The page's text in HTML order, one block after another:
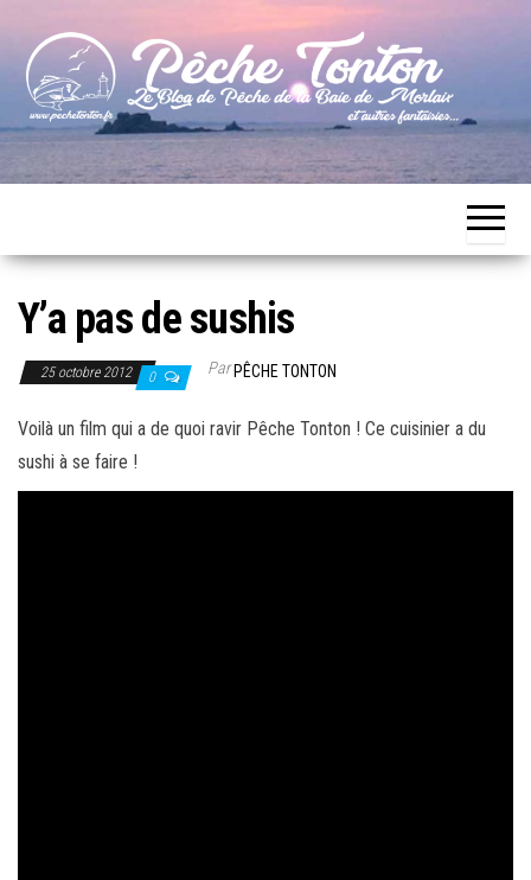
content
Pêche
Le blog
de
Baie de
Y’a pas de sushis
25 octobre 2012 0 ParPÊCHE TONTON
Voilà un film qui a de quoi ravir Pêche Tonton ! Ce cuisinier a du
sushi à se faire !